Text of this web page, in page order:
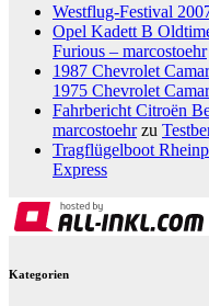
Westflug-Festival
Opel Kadett B
Furious – marcostoehr
1987 Chevrolet
1975 Chevrolet
Fahrbericht Citroën
marcostoehrzu
Tragflügelboot
Express
Kategorien